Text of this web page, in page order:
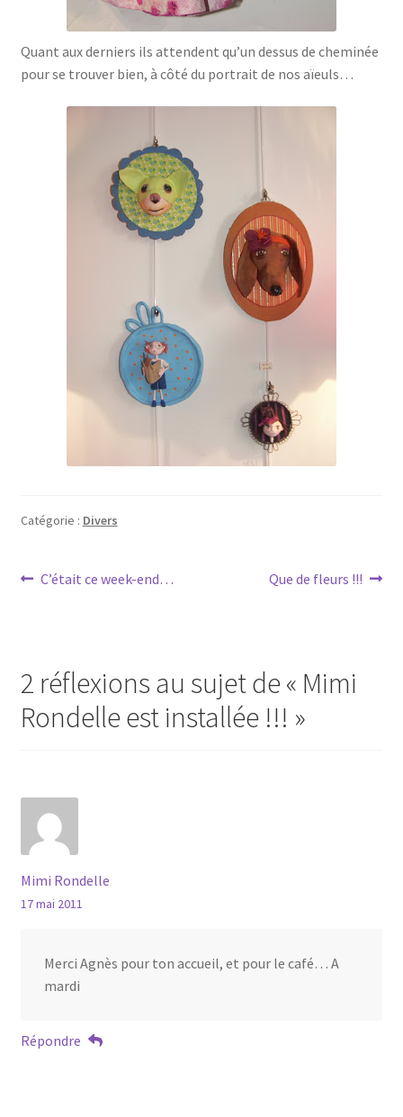
Quant aux derniers ils attendent qu’un dessus de cheminée
pour se trouver bien, à côté du portrait de nos aïeuls…
Catégorie : Divers
Navigation
Article
C’était ce week-end…
Article
Que de fleurs !!!
2 réflexions au sujet de « Mimi
Rondelle est installée !!! »
Mimi Rondelle
17 mai 2011
Merci Agnès pour ton accueil, et pour le café… A
mardi
Répondre